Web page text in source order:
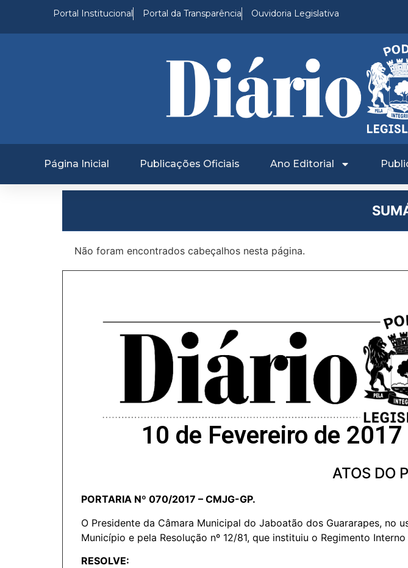
Portal Institucional Portal da Transparência Ouvidoria Legislativa
Página Inicial Publicações Oficiais Ano Editorial
Não foram encontrados cabeçalhos nesta página.
10 de Fevereiro de
ATOS DO
PORTARIA Nº 070/2017 – CMJG-GP.
O Presidente da Câmara Municipal do Jaboatão dos Guararapes, no
Município e pela Resolução nº 12/81, que instituiu o Regimento
RESOLVE: